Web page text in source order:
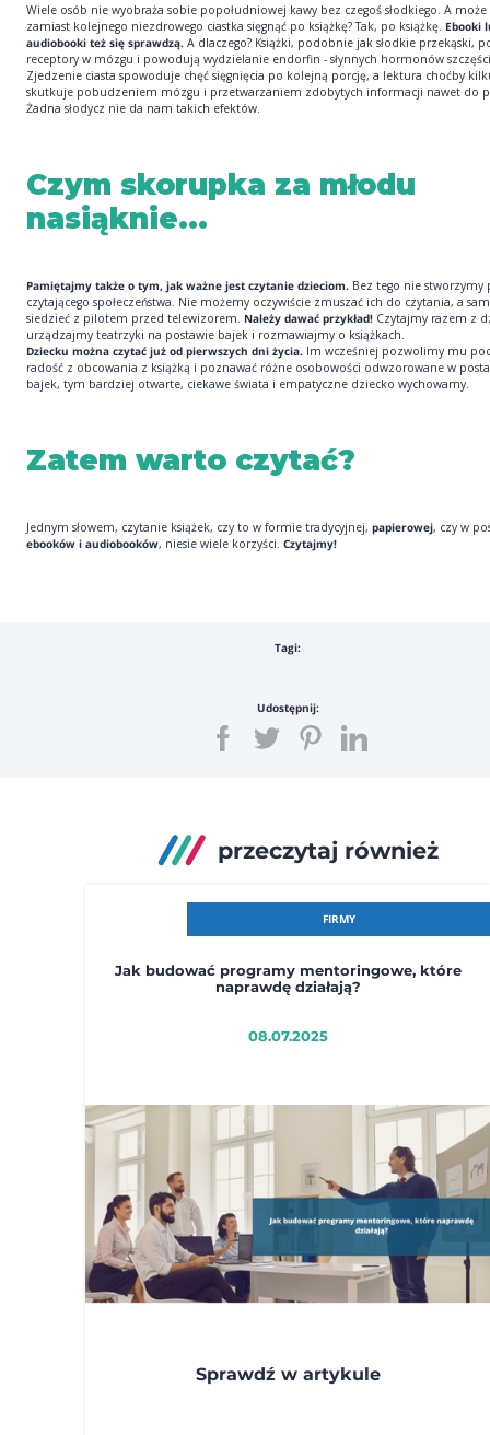
Wiele osób nie wyobraża sobie popołudniowej kawy bez czegoś słodkiego. A
zamiast kolejnego niezdrowego ciastka sięgnąć po książkę? Tak, po książkę. Ebooki
audiobooki też się sprawdzą. A dlaczego? Książki, podobnie jak słodkie przekąski,
receptory w mózgu i powodują wydzielanie endorfin - słynnych hormonów
Zjedzenie ciasta spowoduje chęć sięgnięcia po kolejną porcję, a lektura choćby
skutkuje pobudzeniem mózgu i przetwarzaniem zdobytych informacji nawet do
Żadna słodycz nie da nam takich efektów.
Czym skorupka za młodu
nasiąknie...
Pamiętajmy także o tym, jak ważne jest czytanie dzieciom. Bez tego nie stworzymy
czytającego społeczeństwa. Nie możemy oczywiście zmuszać ich do czytania, a
siedzieć z pilotem przed telewizorem. Należy dawać przykład! Czytajmy razem z
urządzajmy teatrzyki na postawie bajek i rozmawiajmy o książkach.
Dziecku można czytać już od pierwszych dni życia. Im wcześniej pozwolimy mu
radość z obcowania z książką i poznawać różne osobowości odwzorowane w
bajek, tym bardziej otwarte, ciekawe świata i empatyczne dziecko wychowamy.
Zatem warto czytać?
Jednym słowem, czytanie książek, czy to w formie tradycyjnej, papierowej, czy w
ebooków i audiobooków, niesie wiele korzyści. Czytajmy!
Tagi:
Udostępnij:
przeczytaj również
FIRMY
Jak budować programy mentoringowe, które
naprawdę działają?
08.07.2025
Sprawdź w artykule